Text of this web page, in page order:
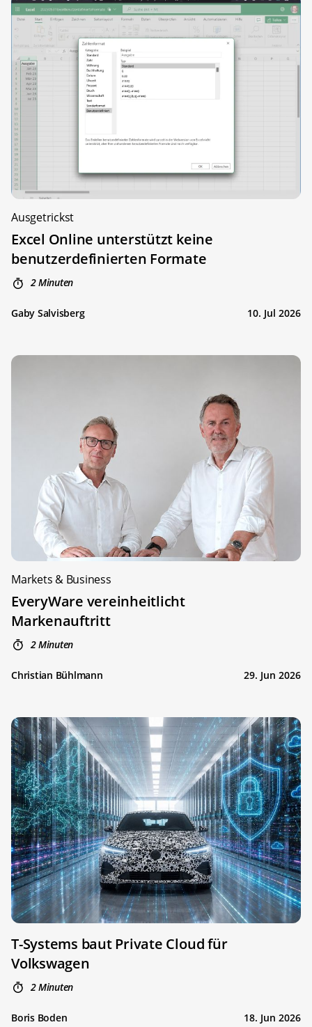
Ausgetrickst
Excel Online unterstützt keine
benutzerdefinierten Formate
2 Minuten
Gaby Salvisberg 10. Jul 2026
Markets & Business
EveryWare vereinheitlicht
Markenauftritt
2 Minuten
Christian Bühlmann 29. Jun 2026
T-Systems baut Private Cloud für
Volkswagen
2 Minuten
Boris Boden 18. Jun 2026